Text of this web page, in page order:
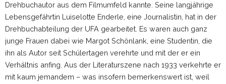
Drehbuchautor aus dem Filmumfeld kannte. Seine langjährige
Lebensgefährtin Luiselotte Enderle, eine Journalistin, hat in der
Drehbuchabteilung der UFA gearbeitet. Es waren auch ganz
junge Frauen dabei wie Margot Schönlank, eine Studentin, die
ihn als Autor seit Schülertagen verehrte und mit der er ein
Verhältnis anfing. Aus der Literaturszene nach 1933 verkehrte er
mit kaum jemandem – was insofern bemerkenswert ist, weil